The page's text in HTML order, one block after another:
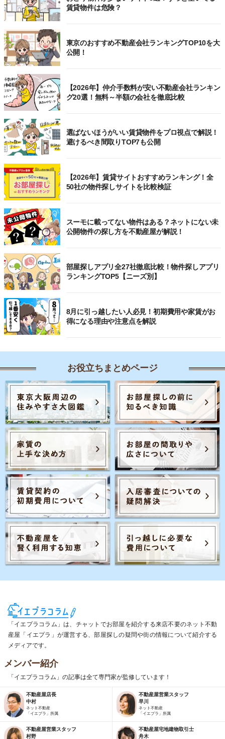
賃貸物件は危険？
東京のおすすめ不動産会社ランキングTOP10を大
公開！
【2026年】仲介手数料が安い不動産会社ランキン
グ20選！無料～半額の会社を徹底比較
選ばないほうがいい賃貸物件をプロ視点で解説！
避けるべき間取りTOP7も公開
【2026年】賃貸サイトおすすめランキング！全
50社の物件探しサイトを比較検証
スーモに載ってない物件はある？ネットにない未
公開物件の探し方を不動産屋が解説！
部屋探しアプリ全27社徹底比較！物件探しアプリ
ランキングTOP5【ニーズ別】
8月に引っ越したい人必見！初期費用や家賃がお
得になる理由や注意点を解説
お役立ちまとめページ
「イエプラコラム」は、チャットでお部屋を紹介する来店不要のネット不動
産屋「イエプラ」が運営する、部屋探しの疑問や街の情報について紹介する
メディアです。
メンバー紹介
「イエプラコラム」の記事は全て専門家が監修しています！
不動産屋店長
中村
ネット不動産
「イエプラ」所属
不動産屋営業スタッフ
早川
ネット不動産
「イエプラ」所属
不動産屋営業スタッフ
村野
不動産屋宅地建物取引士
舟木